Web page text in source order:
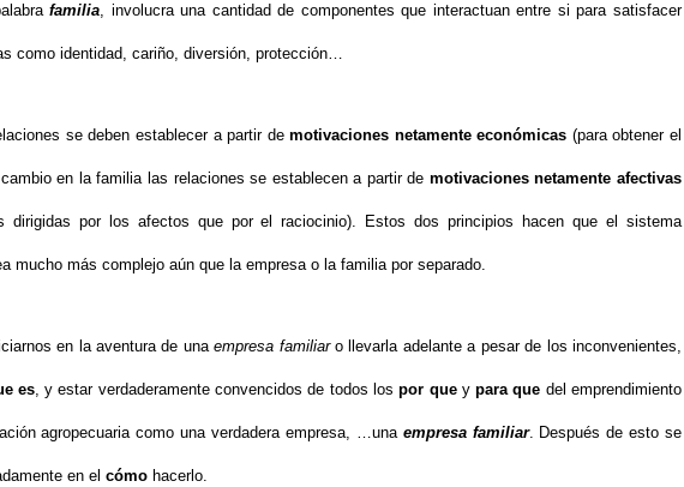
familia, involucra una cantidad de componentes que interactuan entre si para satisfacer
como identidad, cariño, diversión, protección…
se deben establecer a partir demotivaciones netamente económicas (para obtener el
en la familia las relaciones se establecen a partir de motivaciones netamente afectivas
dirigidas por los afectos que por el raciocinio). Estos dos principios hacen que el sistema
mucho más complejo aún que la empresa o la familia por separado.
en la aventura de unaempresa familiaro llevarla adelante a pesar de los inconvenientes,
es, y estar verdaderamente convencidos de todos lospor queypara que del emprendimiento
agropecuaria como una verdadera empresa, …una empresa familiar. Después de esto se
en el cómo hacerlo.